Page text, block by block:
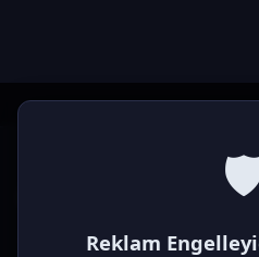
Reklam
Ücretsiz online HTML5 oyunlar!